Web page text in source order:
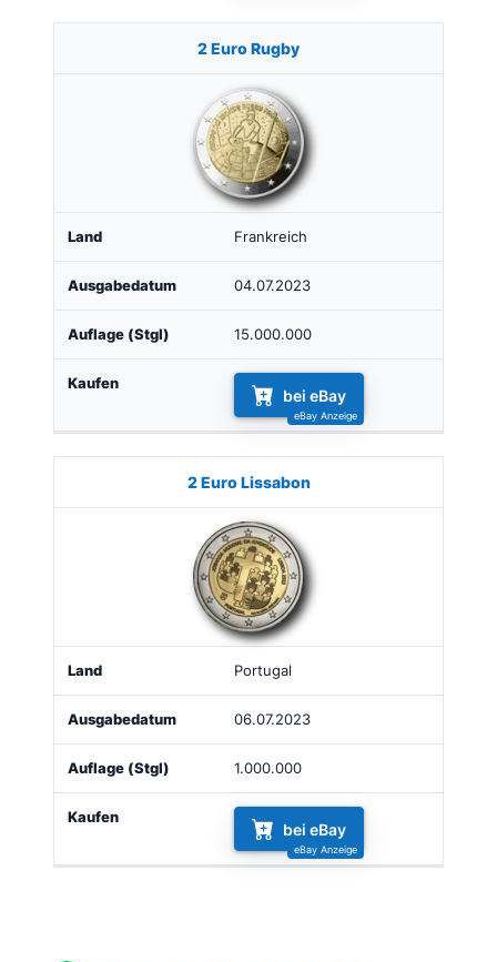
2 Euro Rugby
Frankreich
04.07.2023
15.000.000
bei eBay
2 Euro Lissabon
Portugal
06.07.2023
1.000.000
bei eBay